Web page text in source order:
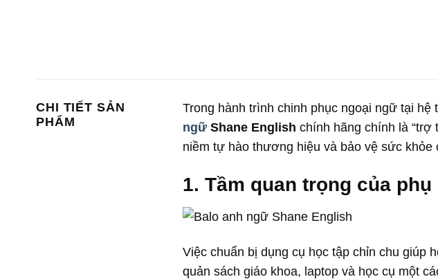
CHI TIẾT SẢN
PHẨM
Trong hành trình chinh phục ngoại ngữ tại
ngữShane English chính hãng chính là “trợ
niềm tự hào thương hiệu và bảo vệ sức khỏe
1. Tầm quan trọng của
Việc chuẩn bị dụng cụ học tập chỉn chu giúp
quản sách giáo khoa, laptop và học cụ một